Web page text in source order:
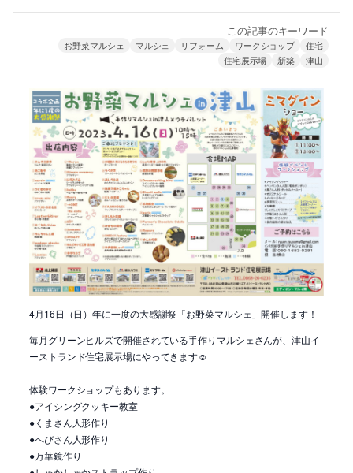
この記事のキーワード
お野菜マルシェ マルシェ リフォーム ワークショップ
住宅
住宅展示場
新築 津山
4月16日（日）年に一度の大感謝祭「お野菜マルシェ」開催します！
毎月グリーンヒルズで開催されている手作りマルシェさんが、津山イ
ーストランド住宅展示場にやってきます☺
体験ワークショップもあります。
●アイシングクッキー教室
●くまさん人形作り
●へびさん人形作り
●万華鏡作り